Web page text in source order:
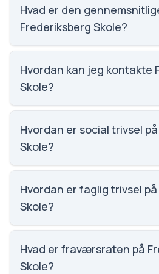
til nummer 216 ud af 3143
Hvad er den
Frederiksberg Skole?
Karaktergennemsnittet på
8.3, nummer 214 ud af 3143
Hvordan kan jeg kontakte
Skole?
Email: frb-skole@soroe.dk.
Adresse: Frederiksberg Skole
Sorø. Skoleleder: Ole
Hvordan er social trivsel
Skole?
Social trivsel på Frederiksberg
nummer 355 ud af 3143 skoler.
elevernes egne besvarelser.
Hvordan er faglig trivsel
Skole?
Faglig trivsel på Frederiksberg
nummer 459 ud af 3143 skoler.
elevernes egne besvarelser.
Hvad er fraværsraten på
Skole?